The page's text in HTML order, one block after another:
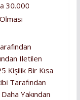
30.000
Iletilen
Kişilik Bir Kısa
Tarafından
Yakından